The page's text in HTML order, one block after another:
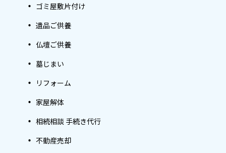
ゴミ屋敷片付け
遺品ご供養
仏壇ご供養
墓じまい
リフォーム
家屋解体
相続相談 手続き代行
不動産売却